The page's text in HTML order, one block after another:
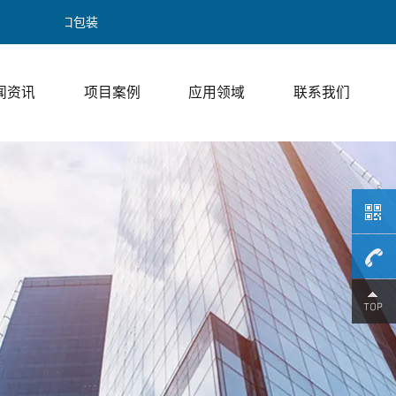
资讯 项目案例 应用领域 联系我们
/ 邓经理